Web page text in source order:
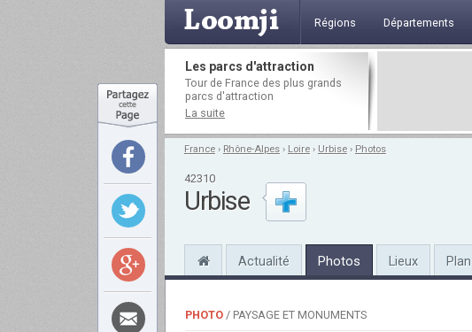
Régions Départements
Les parcs d'attraction
Tour de France des plus grands
parcs d'attraction
La suite
France › Rhône-Alpes › Loire › Urbise › Photos
42310
Urbise
Actualité Photos Lieux Plan
PHOTO / PAYSAGE ET MONUMENTS